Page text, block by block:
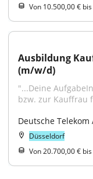
Von 10.500,00 €
Ausbildung
(m/w/d)
"...Deine
bzw. zur Kauffrau
Deutsche Telekom
Düsseldorf
Von 20.700,00 €